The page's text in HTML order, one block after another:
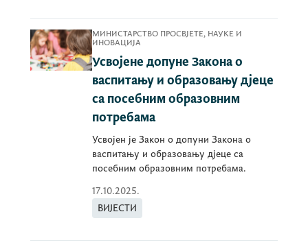
МИНИСТАРСТВО ПРОСВЈЕТЕ, НАУКЕ И
ИНОВАЦИЈА
Усвојене допуне Закона о
васпитању и образовању дјеце
са посебним образовним
потребама
Усвојен је Закон о допуни Закона о
васпитању и образовању дјеце са
посебним образовним потребама.
17.10.2025.
ВИЈЕСТИ